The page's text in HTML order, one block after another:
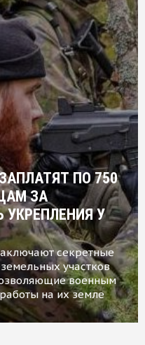
ПО 750
ЗА
УКРЕПЛЕНИЯ У
секретные
участков
военным
на их земле